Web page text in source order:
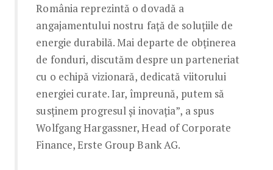
România reprezintă o dovadă a
angajamentului nostru față de soluțiile de
energie durabilă. Mai departe de obținerea
de fonduri, discutăm despre un parteneriat
cu o echipă vizionară, dedicată viitorului
energiei curate. Iar, împreună, putem să
susținem progresul și inovația”, a spus
Wolfgang Hargassner, Head of Corporate
Finance, Erste Group Bank AG.